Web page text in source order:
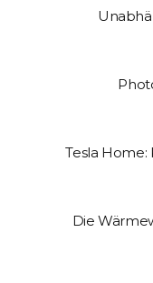
Tesla
Die